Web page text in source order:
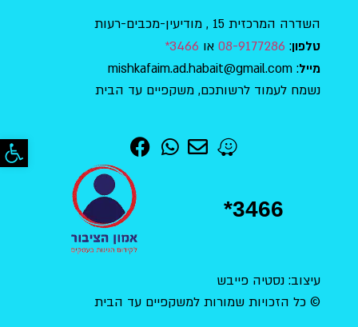
השדרה המרכזית 15 , מודיעין-מכבים-רעות
טלפון:
08-9177286 או 3466*
מייל: mishkafaim.ad.habait@gmail.com
נשמח לעמוד לרשותכם, משקפיים עד הבית
*3466
עיצוב: נסטיה פייבש
© כל הזכויות שמורות למשקפיים עד הבית
פתח